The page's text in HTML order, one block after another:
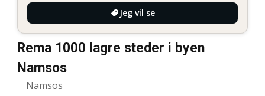
Jeg vil se
Rema 1000 lagre steder i byen
Namsos
Namsos